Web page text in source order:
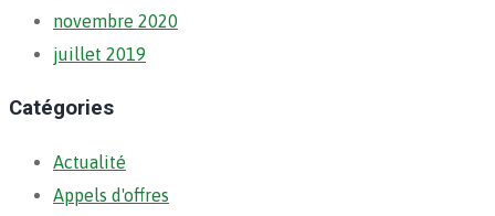
novembre 2020
juillet 2019
Catégories
Actualité
Appels d'offres